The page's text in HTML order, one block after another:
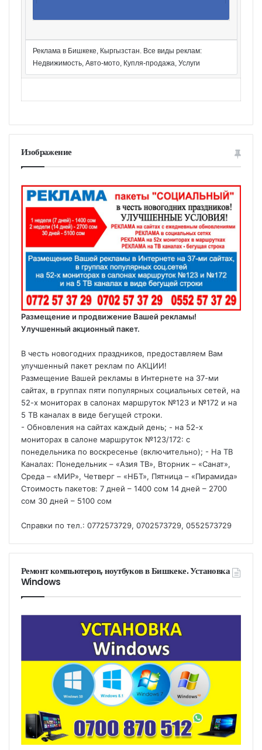
Реклама в Бишкеке, Кыргызстан. Все виды реклам:
Недвижимость, Авто-мото, Купля-продажа, Услуги
Изображение
Размещение и продвижение Вашей рекламы!
Улучшенный акционный пакет.
В честь новогодних праздников, предоставляем Вам
улучшенный пакет реклам по АКЦИИ!
Размещение Вашей рекламы в Интернете на 37-ми
сайтах, в группах пяти популярных социальных сетей, на
52-х мониторах в салонах маршруток №123 и №172 и на
5 ТВ каналах в виде бегущей строки.
- Обновления на сайтах каждый день; - на 52-х
мониторах в салоне маршруток №123/172: с
понедельника по воскресенье (включительно); - На ТВ
Каналах: Понедельник – «Азия ТВ», Вторник – «Санат»,
Среда – «МИР», Четверг – «НБТ», Пятница – «Пирамида»
Стоимость пакетов: 7 дней – 1400 сом 14 дней – 2700
сом 30 дней – 5100 сом
Справки по тел.: 0772573729, 0702573729, 0552573729
Ремонт компьютеров, ноутбуков в Бишкеке. Установка
Windows